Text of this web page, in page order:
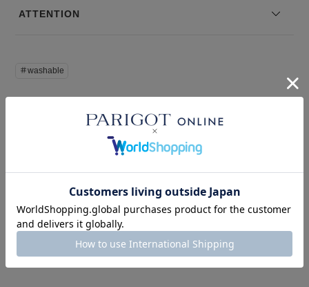
ATTENTION
＃washable
このアイテムを見た人はこの商品もチェックしています